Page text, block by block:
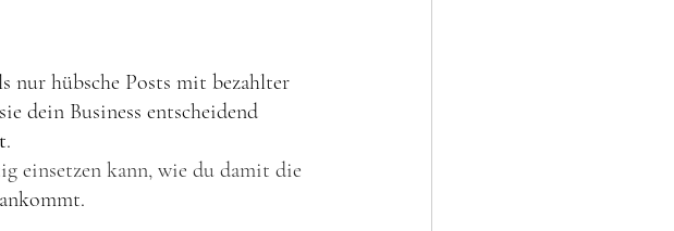
nur hübsche Posts mit bezahlter
dein Business entscheidend
.
einsetzen kann, wie du damit die